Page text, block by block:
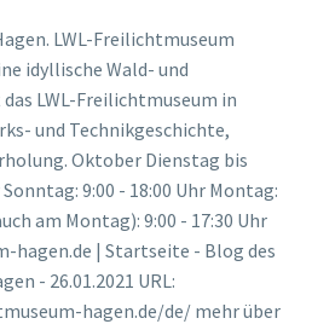
LWL-Freilichtmuseum
idyllische Wald- und
LWL-Freilichtmuseum in
und Technikgeschichte,
Oktober Dienstag bis
9:00 - 18:00 Uhr Montag:
am Montag): 9:00 - 17:30 Uhr
| Startseite - Blog des
- 26.01.2021 URL:
hagen.de/de/ mehr über